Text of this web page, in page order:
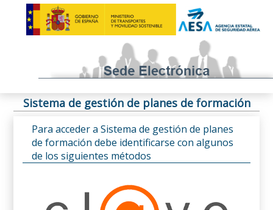
Sistema de gestión de planes de formación
Para acceder a Sistema de gestión de planes
de formación debe identificarse con algunos
de los siguientes métodos